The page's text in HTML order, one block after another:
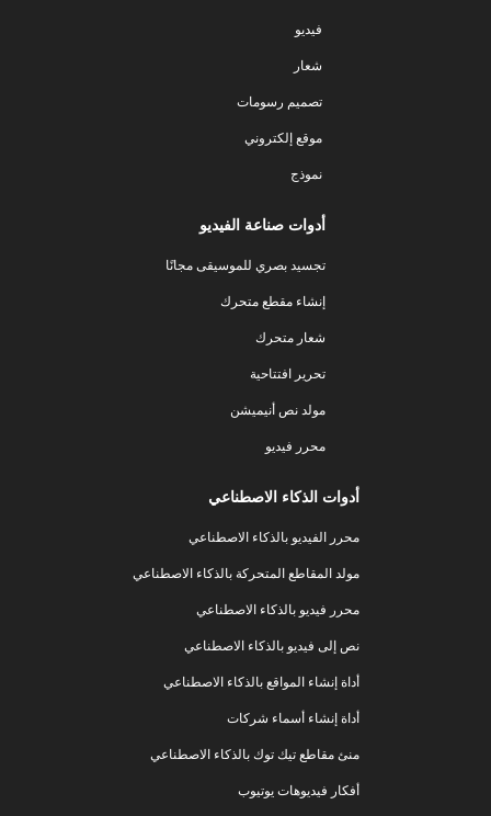
فيديو
شعار
تصميم رسومات
موقع إلكتروني
نموذج
أدوات صناعة الفيديو
تجسيد بصري للموسيقى مجانًا
إنشاء مقطع متحرك
شعار متحرك
تحرير افتتاحية
مولد نص أنيميشن
محرر فيديو
أدوات الذكاء الاصطناعي
محرر الفيديو بالذكاء الاصطناعي
مولد المقاطع المتحركة بالذكاء الاصطناعي
محرر فيديو بالذكاء الاصطناعي
نص إلى فيديو بالذكاء الاصطناعي
أداة إنشاء المواقع بالذكاء الاصطناعي
أداة إنشاء أسماء شركات
منئ مقاطع تيك توك بالذكاء الاصطناعي
أفكار فيديوهات يوتيوب